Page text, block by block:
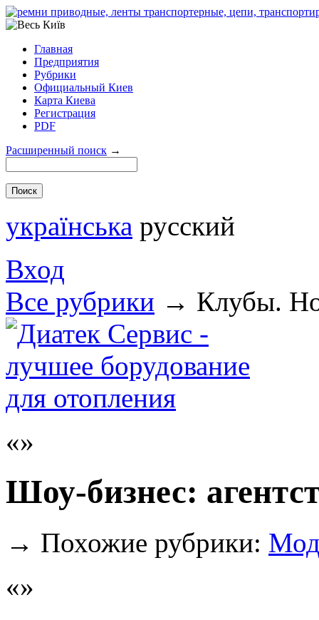
Главная
Предприятия
Рубрики
Официальный Киев
Карта Киева
Регистрация
PDF
Расширенный поиск →
українська русский
Вход
Все рубрики → Клубы.
Шоу-бизнес:
→ Похожие рубрики: